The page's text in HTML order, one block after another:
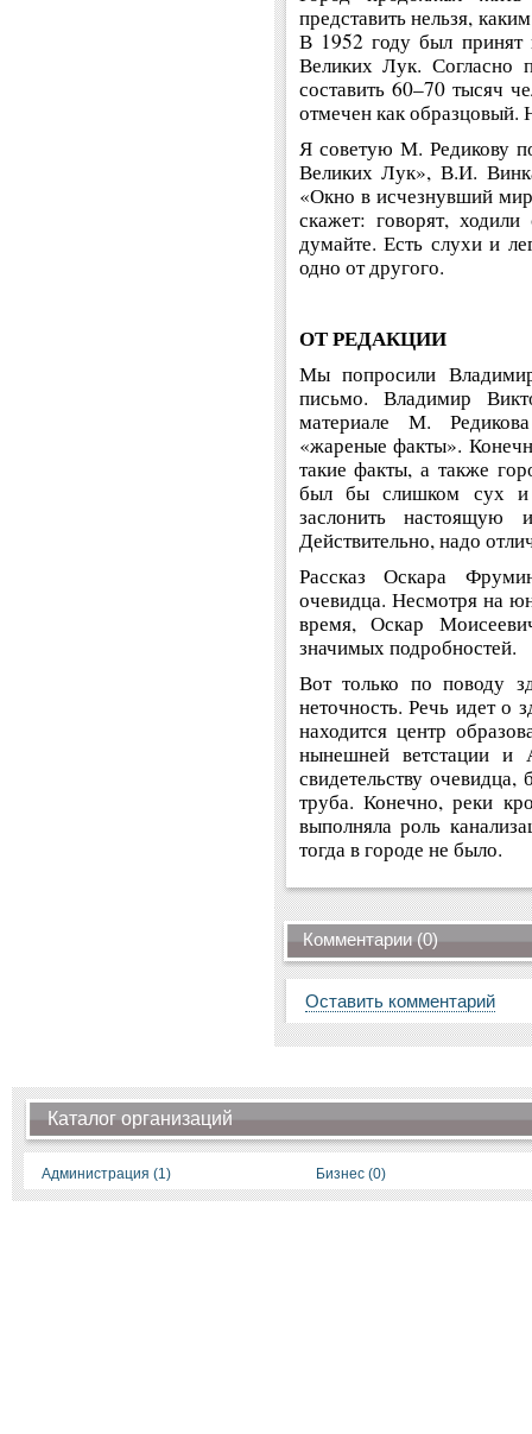
представить нельзя,
В 1952 году был принят
Великих Лук. Согласно
составить 60–70 тысяч
отмечен как образцовый.
Я советую М. Редикову
Великих Лук», В.И.
«Окно в исчезнувший
скажет: говорят,
думайте. Есть слухи и
одно от другого.
ОТ РЕДАКЦИИ
Мы попросили
письмо. Владимир
материале М.
«жареные факты».
такие факты, а также
был бы слишком сух
заслонить
Действительно, надо
Рассказ Оскара
очевидца. Несмотря на
время, Оскар
значимых подробностей.
Вот только по поводу
неточность. Речь идет о
находится центр
нынешней ветстации
свидетельству
труба. Конечно, реки
выполняла роль
тогда в городе не было.
Комментарии (0)
Оставить комментарий
Каталог организаций
Администрация (1) Бизнес (0)